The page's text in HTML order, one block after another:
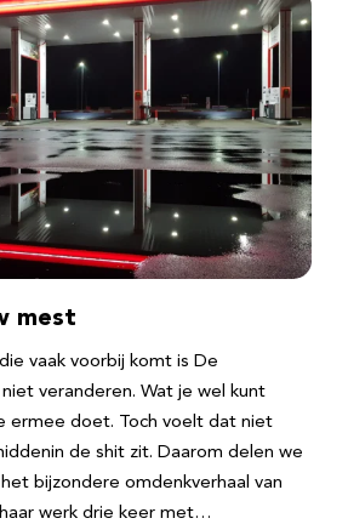
mest
vaak voorbij komt is De
veranderen. Wat je wel kunt
ermee doet. Toch voelt dat niet
de shit zit. Daarom delen we
bijzondere omdenkverhaal van
werk drie keer met…